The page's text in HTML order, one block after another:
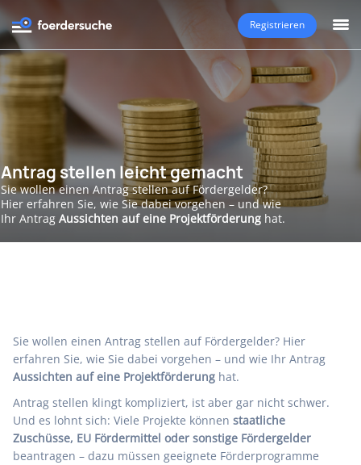
Registrieren
Antrag stellen leicht gemacht
Sie wollen einen Antrag stellen auf Fördergelder?
Hier erfahren Sie, wie Sie dabei vorgehen – und wie
Ihr Antrag Aussichten auf eine Projektförderung hat.
Sie wollen einen Antrag stellen auf Fördergelder? Hier
erfahren Sie, wie Sie dabei vorgehen – und wie Ihr Antrag
Aussichten auf eine Projektförderung hat.
Antrag stellen klingt kompliziert, ist aber gar nicht schwer.
Und es lohnt sich: Viele Projekte können staatliche
Zuschüsse, EU Fördermittel oder sonstige Fördergelder
beantragen – dazu müssen geeignete Förderprogramme